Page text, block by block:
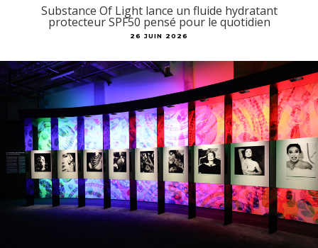
Substance Of Light lance un fluide hydratant
protecteur SPF50 pensé pour le quotidien
26 JUIN 2026